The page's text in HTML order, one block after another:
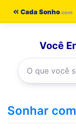
Cada Sonho
Você
Sonhar